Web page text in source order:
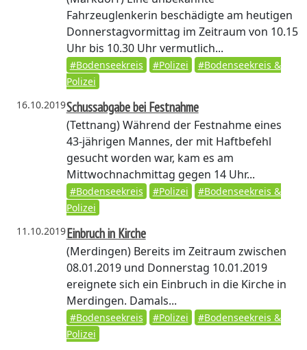
Fahrzeuglenkerin beschädigte am heutigen
Donnerstagvormittag im Zeitraum von 10.15
Uhr bis 10.30 Uhr vermutlich...
#Bodenseekreis #Polizei
#Bodenseekreis &
Polizei
16.10.2019Schussabgabe bei Festnahme
(Tettnang)Während der Festnahme eines
43-jährigen Mannes, der mit Haftbefehl
gesucht worden war, kam es am
Mittwochnachmittag gegen 14 Uhr...
#Bodenseekreis #Polizei
#Bodenseekreis &
Polizei
11.10.2019Einbruch in Kirche
(Merdingen)Bereits im Zeitraum zwischen
08.01.2019 und Donnerstag 10.01.2019
ereignete sich ein Einbruch in die Kirche in
Merdingen. Damals...
#Bodenseekreis #Polizei
#Bodenseekreis &
Polizei